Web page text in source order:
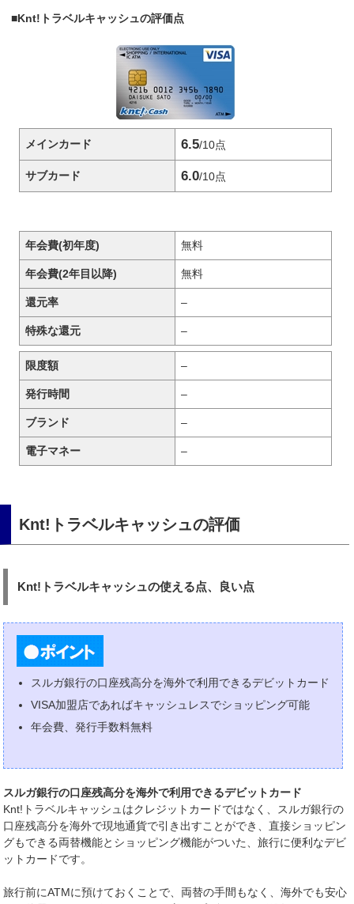
■Knt!トラベルキャッシュの評価点
メインカード 6.5/10点
サブカード 6.0/10点
年会費(初年度) 無料
年会費(2年目以降) 無料
還元率 –
特殊な還元 –
限度額 –
発行時間 –
ブランド –
電子マネー –
Knt!トラベルキャッシュの評価
Knt!トラベルキャッシュの使える点、良い点
スルガ銀行の口座残高分を海外で利用できるデビットカード
VISA加盟店であればキャッシュレスでショッピング可能
年会費、発行手数料無料
スルガ銀行の口座残高分を海外で利用できるデビットカード
Knt!トラベルキャッシュはクレジットカードではなく、スルガ銀行の
口座残高分を海外で現地通貨で引き出すことができ、直接ショッピン
グもできる両替機能とショッピング機能がついた、旅行に便利なデビ
ットカードです。
旅行前にATMに預けておくことで、両替の手間もなく、海外でも安心